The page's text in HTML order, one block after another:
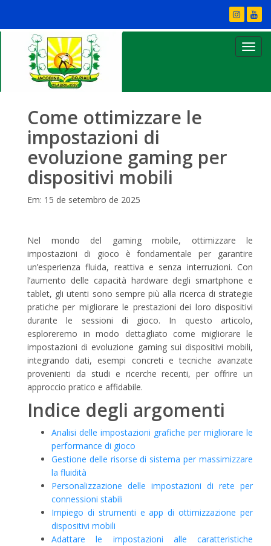
Come ottimizzare le
impostazioni di
evoluzione gaming per
dispositivi mobili
Em: 15 de setembro de 2025
Nel mondo del gaming mobile, ottimizzare le
impostazioni di gioco è fondamentale per garantire
un’esperienza fluida, reattiva e senza interruzioni. Con
l’aumento delle capacità hardware degli smartphone e
tablet, gli utenti sono sempre più alla ricerca di strategie
pratiche per migliorare le prestazioni dei loro dispositivi
durante le sessioni di gioco. In questo articolo,
esploreremo in modo dettagliato come migliorare le
impostazioni di evoluzione gaming sui dispositivi mobili,
integrando dati, esempi concreti e tecniche avanzate
provenienti da studi e ricerche recenti, per offrire un
approccio pratico e affidabile.
Indice degli argomenti
Analisi delle impostazioni grafiche per migliorare le
performance di gioco
Gestione delle risorse di sistema per massimizzare
la fluidità
Personalizzazione delle impostazioni di rete per
connessioni stabili
Impiego di strumenti e app di ottimizzazione per
dispositivi mobili
Adattare le impostazioni alle caratteristiche